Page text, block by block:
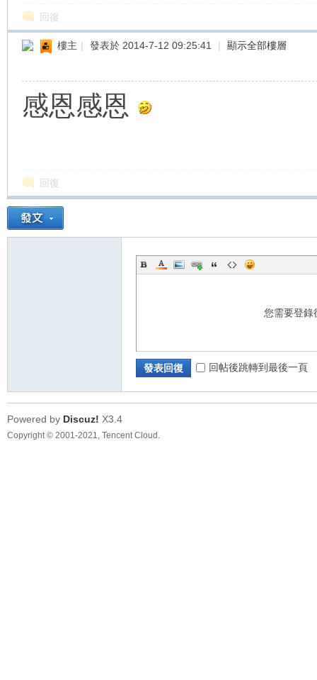
回復
樓主 | 發表於 2014-7-12 09:25:41 | 顯示全部樓層
感恩感恩
回復
您需要登
發表回復 回帖後跳轉到最後一頁
Powered by Discuz! X3.4
Copyright © 2001-2021, Tencent Cloud.